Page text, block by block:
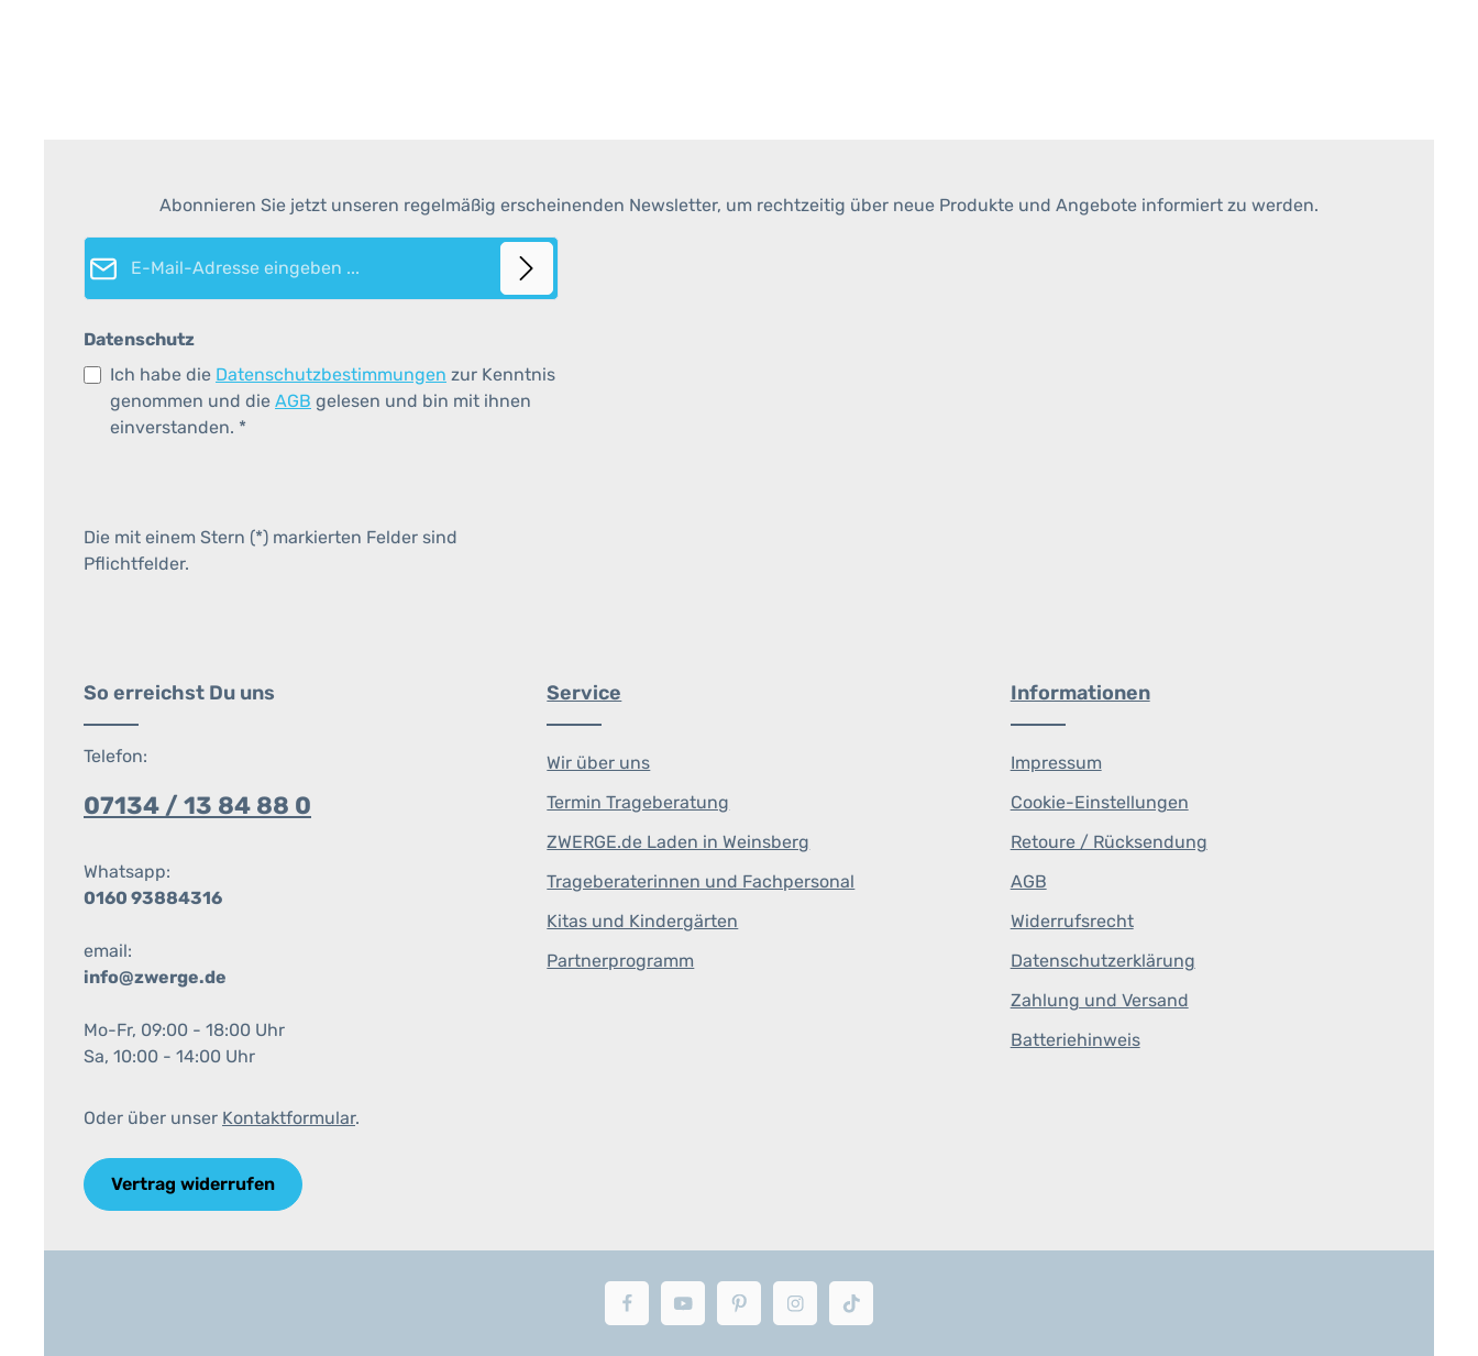
Abonnieren Sie jetzt unseren regelmäßig erscheinenden Newsletter, um rechtzeitig über neue Produkte und Angebote informiert zu werden.
E-Mail-Adresse*
Datenschutz
Ich habe die Datenschutzbestimmungen zur Kenntnis
genommen und die AGB gelesen und bin mit ihnen
einverstanden. *
Die mit einem Stern (*) markierten Felder sind
Pflichtfelder.
So erreichst Du uns
Telefon:
07134 / 13 84 88 0
Whatsapp:
0160 93884316
email:
info@zwerge.de
Mo-Fr, 09:00 - 18:00 Uhr
Sa, 10:00 - 14:00 Uhr
Oder über unser Kontaktformular.
Vertrag widerrufen
Service
Wir über uns
Termin Trageberatung
ZWERGE.de Laden in Weinsberg
Trageberaterinnen und Fachpersonal
Kitas und Kindergärten
Partnerprogramm
Informationen
Impressum
Cookie-Einstellungen
Retoure / Rücksendung
AGB
Widerrufsrecht
Datenschutzerklärung
Zahlung und Versand
Batteriehinweis